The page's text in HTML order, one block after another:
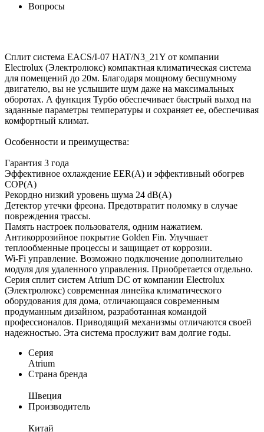
Вопросы
Сплит система EACS/I-07 HAT/N3_21Y от компании
Electrolux (Электролюкс) компактная климатическая система
для помещений до 20м. Благодаря мощному бесшумному
двигателю, вы не услышите шум даже на максимальных
оборотах. А функция Турбо обеспечивает быстрый выход на
заданные параметры температуры и сохраняет ее, обеспечивая
комфортный климат.
Особенности и преимущества:
Гарантия 3 года
Эффективное охлаждение EER(A) и эффективный обогрев
COP(A)
Рекордно низкий уровень шума 24 dB(A)
Детектор утечки фреона. Предотвратит поломку в случае
повреждения трассы.
Память настроек пользователя, одним нажатием.
Антикоррозийное покрытие Golden Fin. Улучшает
теплообменные процессы и защищает от коррозии.
Wi-Fi управление. Возможно подключение дополнительно
модуля для удаленного управления. Приобретается отдельно.
Серия сплит систем Atrium DC от компании Electrolux
(Электролюкс) современная линейка климатического
оборудования для дома, отличающаяся современным
продуманным дизайном, разработанная командой
профессионалов. Приводящий механизмы отличаются своей
надежностью. Эта система прослужит вам долгие годы.
Серия
Atrium
Страна бренда
Швеция
Производитель
Китай